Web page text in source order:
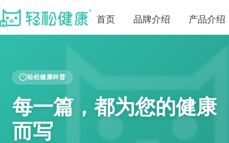
首页 品牌介绍 产品介绍
轻松健康科普
每一篇，都为您的健康
而写